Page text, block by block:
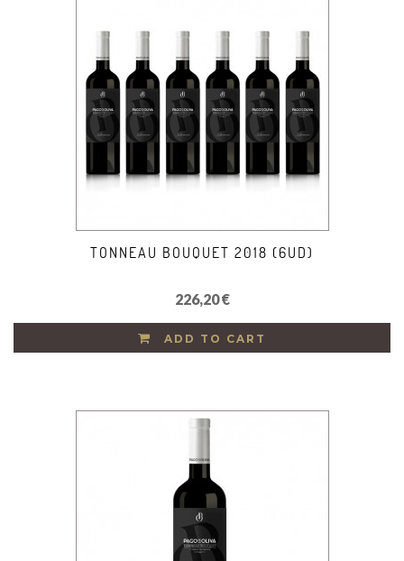
TONNEAU BOUQUET 2018 (6UD)
226,20 €
ADD TO CART